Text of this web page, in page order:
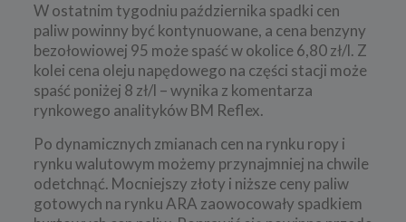
W ostatnim tygodniu października spadki cen
paliw powinny być kontynuowane, a cena benzyny
bezołowiowej 95 może spaść w okolice 6,80 zł/l. Z
kolei cena oleju napędowego na części stacji może
spaść poniżej 8 zł/l – wynika z komentarza
rynkowego analityków BM Reflex.
Po dynamicznych zmianach cen na rynku ropy i
rynku walutowym możemy przynajmniej na chwile
odetchnąć. Mocniejszy złoty i niższe ceny paliw
gotowych na rynku ARA zaowocowały spadkiem